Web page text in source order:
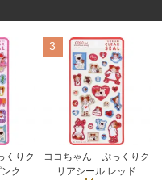
くりク
ク
3
ココちゃん ぷっくりク
リアシール レッド